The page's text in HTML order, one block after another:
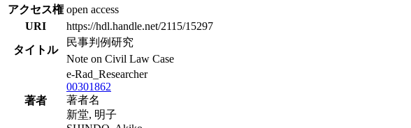
アクセス権 open access
URI
https://hdl.handle.net/2115/15297
タイトル
民事判例研究
Note on Civil Law Case
著者
e-Rad_Researcher
00301862
著者名
新堂, 明子